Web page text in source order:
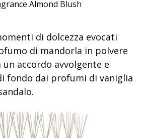
di dolcezza evocati
di mandorla in polvere
accordo avvolgente e
fondo dai profumi di vaniglia